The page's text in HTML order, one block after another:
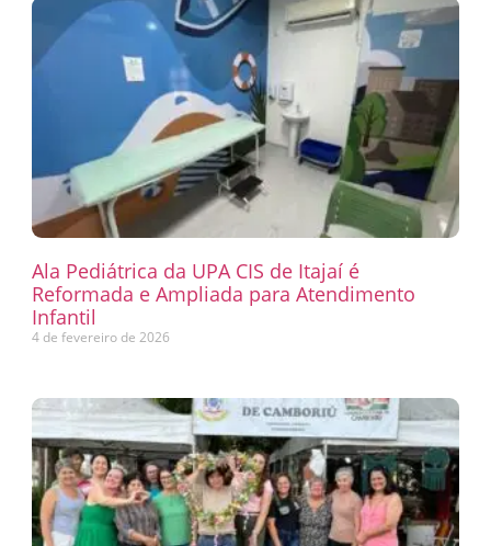
Ala Pediátrica da UPA CIS de Itajaí é
Reformada e Ampliada para Atendimento
Infantil
4 de fevereiro de 2026